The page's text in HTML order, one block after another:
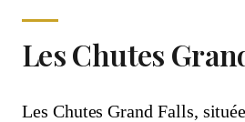
Les Chutes
Les Chutes Grand Falls,